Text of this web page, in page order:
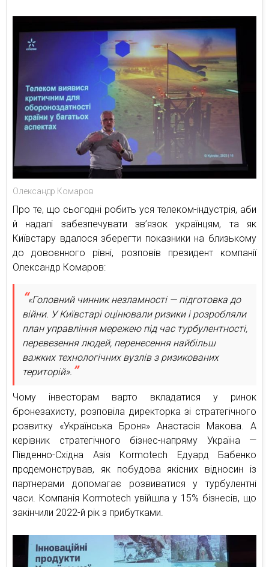
Олександр Комаров
Про те, що сьогодні робить уся телеком-індустрія, аби
й надалі забезпечувати зв’язок українцям, та як
Київстару вдалося зберегти показники на близькому
до довоєнного рівні, розповів президент компанії
Олександр Комаров:
«Головний чинник незламності — підготовка до
війни. У Київстарі оцінювали ризики і розробляли
план управління мережею під час турбулентності,
перевезення людей, перенесення найбільш
важких технологічних вузлів з ризикованих
територій».
Чому інвесторам варто вкладатися у ринок
бронезахисту, розповіла директорка зі стратегічного
розвитку «Українська Броня» Анастасія Макова. А
керівник стратегічного бізнес-напряму Україна —
Південно-Східна Азія Kormotech Едуард Бабенко
продемонстрував, як побудова якісних відносин із
партнерами допомагає розвиватися у турбулентні
часи. Компанія Kormotech увійшла у 15% бізнесів, що
закінчили 2022-й рік з прибутками.